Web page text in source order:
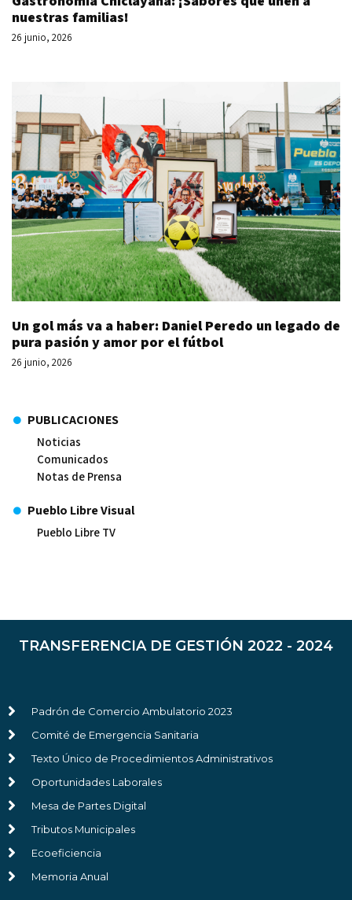
nuestras familias!
26 junio, 2026
Un gol más va a haber: Daniel Peredo un legado de
pura pasión y amor por el fútbol
26 junio, 2026
PUBLICACIONES
Noticias
Comunicados
Notas de Prensa
Pueblo Libre Visual
Pueblo Libre TV
TRANSFERENCIA DE GESTIÓN 2022 - 2024
Padrón de Comercio Ambulatorio 2023
Comité de Emergencia Sanitaria
Texto Único de Procedimientos Administrativos
Oportunidades Laborales
Mesa de Partes Digital
Tributos Municipales
Ecoeficiencia
Memoria Anual